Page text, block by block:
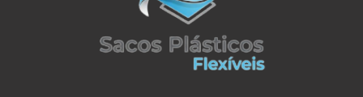
EMBALAGEM DE PLÁSTICO TRANSPARENTE COM DIVISÓRIAS
EMBALAGEM DE PLÁSTICO TRANSPARENTE FLEXÍVEL
EMBALAGEM DE SACO PLÁSTICO